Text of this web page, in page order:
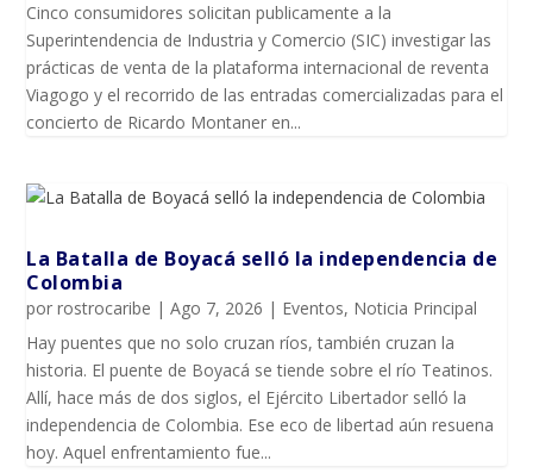
Cinco consumidores solicitan publicamente a la
Superintendencia de Industria y Comercio (SIC) investigar las
prácticas de venta de la plataforma internacional de reventa
Viagogo y el recorrido de las entradas comercializadas para el
concierto de Ricardo Montaner en...
La Batalla de Boyacá selló la independencia de
Colombia
porrostrocaribe |Ago 7, 2026 | Eventos, Noticia Principal
Hay puentes que no solo cruzan ríos, también cruzan la
historia. El puente de Boyacá se tiende sobre el río Teatinos.
Allí, hace más de dos siglos, el Ejército Libertador selló la
independencia de Colombia. Ese eco de libertad aún resuena
hoy. Aquel enfrentamiento fue...